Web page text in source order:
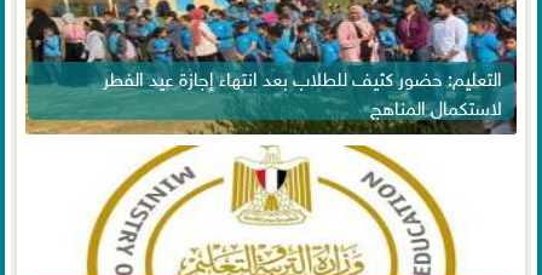
التعليم: حضور كثيف للطلاب بعد انتهاء إجازة عيد الفطر
لاستكمال المناهج